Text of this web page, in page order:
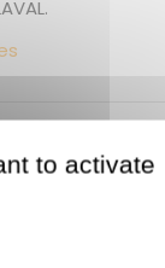
-
to activate